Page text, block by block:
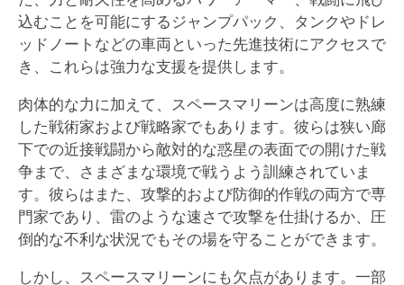
込むことを可能にするジャンプパック、タンクやドレ
ッドノートなどの車両といった先進技術にアクセスで
き、これらは強力な支援を提供します。
肉体的な力に加えて、スペースマリーンは高度に熟練
した戦術家および戦略家でもあります。彼らは狭い廊
下での近接戦闘から敵対的な惑星の表面での開けた戦
争まで、さまざまな環境で戦うよう訓練されていま
す。彼らはまた、攻撃的および防御的作戦の両方で専
門家であり、雷のような速さで攻撃を仕掛けるか、圧
倒的な不利な状況でもその場を守ることができます。
しかし、スペースマリーンにも欠点があります。一部